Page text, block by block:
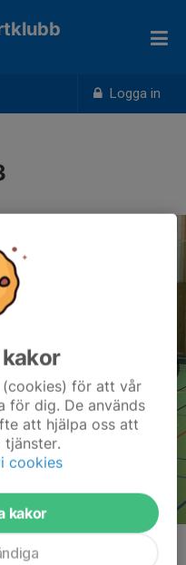
Logga in
för att vår
för dig. De används
att hjälpa oss att
cookies
kakor